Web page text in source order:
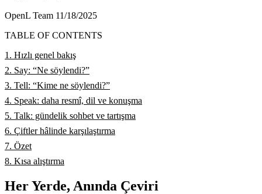
OpenL Team 11/18/2025
TABLE OF CONTENTS
1. Hızlı genel bakış
2. Say: “Ne söylendi?”
3. Tell: “Kime ne söylendi?”
4. Speak: daha resmî, dil ve konuşma
5. Talk: gündelik sohbet ve tartışma
6. Çiftler hâlinde karşılaştırma
7. Özet
8. Kısa alıştırma
Her Yerde, Anında Çeviri